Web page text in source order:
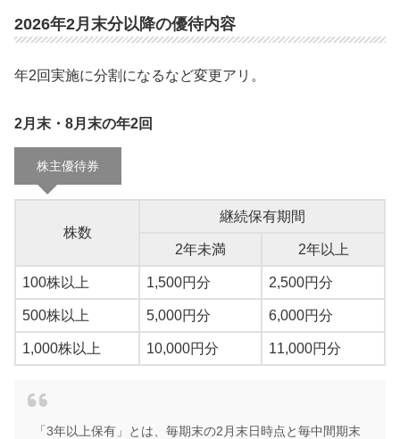
2026年2月末分以降の優待内容
年2回実施に分割になるなど変更アリ。
2月末・8月末の年2回
株主優待券
株数
継続保有期間
2年未満 2年以上
100株以上 1,500円分 2,500円分
500株以上 5,000円分 6,000円分
1,000株以上 10,000円分 11,000円分
「3年以上保有」とは、毎期末の2月末日時点と毎中間期末